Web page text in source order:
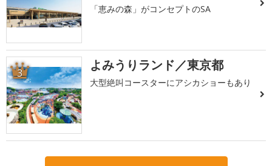
「恵みの森」がコンセプトのSA
3 よみうりランド／東京都
大型絶叫コースターにアシカショーもあり